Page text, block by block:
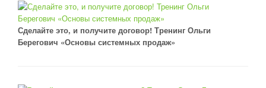
Сделайте это, и получите договор! Тренинг Ольги
Берегович «Основы системных продаж»